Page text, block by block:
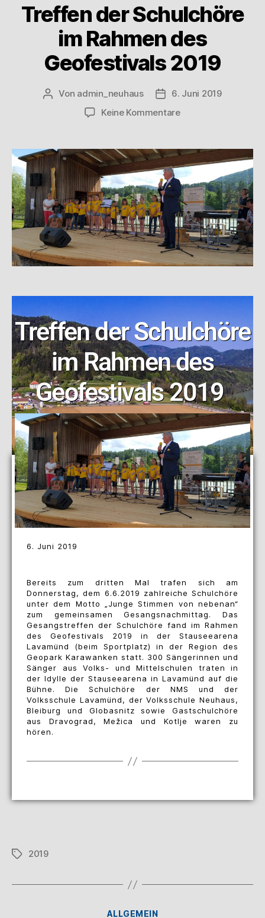
Treffen der Schulchöre
im Rahmen des
Geofestivals 2019
Von admin_neuhaus
6. Juni 2019
Keine Kommentare
Treffen der Schulchöre
im Rahmen des
Geofestivals 2019
6. Juni 2019
Bereits zum dritten Mal trafen sich am
Donnerstag, dem 6.6.2019 zahlreiche Schulchöre
unter dem Motto „Junge Stimmen von nebenan“
zum gemeinsamen Gesangsnachmittag. Das
Gesangstreffen der Schulchöre fand im Rahmen
des Geofestivals 2019 in der Stauseearena
Lavamünd (beim Sportplatz) in der Region des
Geopark Karawanken statt. 300 Sängerinnen und
Sänger aus Volks- und Mittelschulen traten in
der Idylle der Stauseearena in Lavamünd auf die
Bühne. Die Schulchöre der NMS und der
Volksschule Lavamünd, der Volksschule Neuhaus,
Bleiburg und Globasnitz sowie Gastschulchöre
aus Dravograd, Mežica und Kotlje waren zu
hören.
2019
ALLGEMEIN